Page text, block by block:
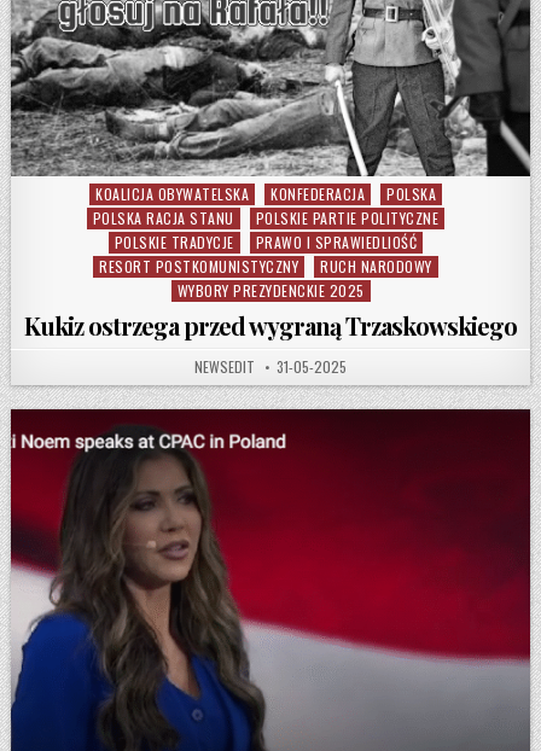
Posted in
KOALICJA OBYWATELSKA KONFEDERACJA
POLSKA
POLSKA RACJA STANU
POLSKIE PARTIE POLITYCZNE
POLSKIE TRADYCJE
PRAWO I SPRAWIEDLIOŚĆ
RESORT POSTKOMUNISTYCZNY
RUCH NARODOWY
WYBORY PREZYDENCKIE 2025
Kukiz ostrzega przed wygraną Trzaskowskiego
AUTHOR:
NEWSEDIT PUBLISHED DATE:
31-05-2025